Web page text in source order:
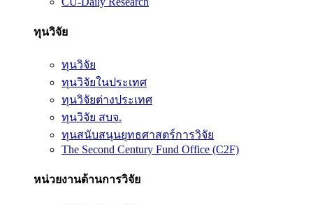
ทุนวิจัย
ทุนวิจัย
ทุนวิจัยในประเทศ
ทุนวิจัยต่างประเทศ
ทุนวิจัย สบจ.
ทุนสนับสนุนยุทธศาสตร์การวิจัย
The Second Century Fund Office (C2F)
หน่วยงานด้านการวิจัย